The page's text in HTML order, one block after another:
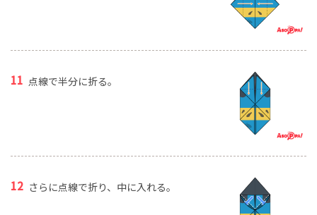
点線で半分に折る。
さらに点線で折り、中に入れる。